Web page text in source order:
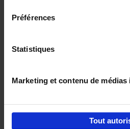
Préférences
Statistiques
Marketing et contenu de médias
Tout
Digital